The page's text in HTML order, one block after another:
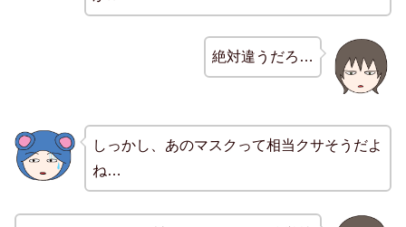
絶対違うだろ…
しっかし、あのマスクって相当クサそうだよ
ね…